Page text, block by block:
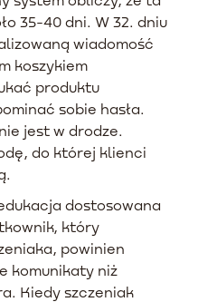
35-40 dni. W 32. dniu
wiadomość
koszykiem
produktu
sobie hasła.
jest w drodze.
do której klienci
dostosowana
który
powinien
komunikaty niż
Kiedy szczeniak